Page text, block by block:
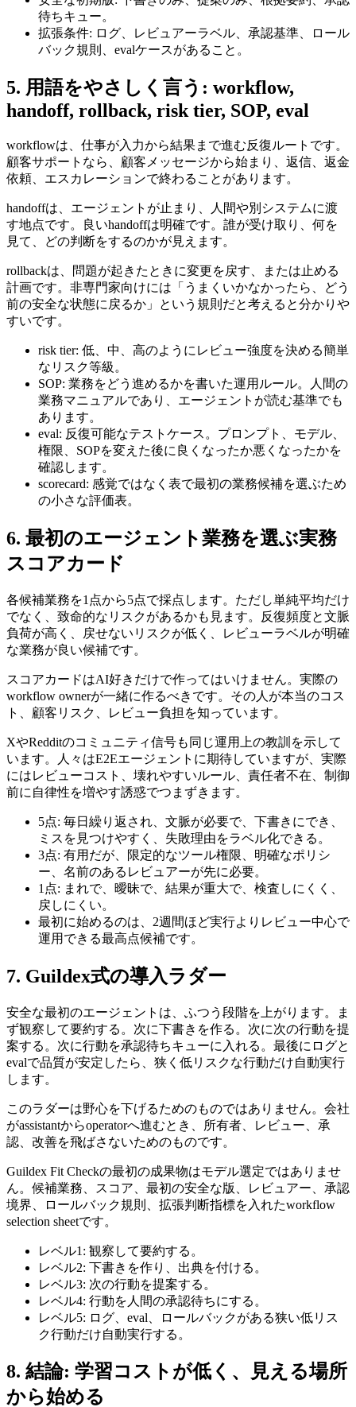
待ちキュー。
拡張条件: ログ、レビュアーラベル、承認基準、ロール
バック規則、evalケースがあること。
5. 用語をやさしく言う: workflow,
handoff, rollback, risk tier, SOP, eval
workflowは、仕事が入力から結果まで進む反復ルートです。
顧客サポートなら、顧客メッセージから始まり、返信、返金
依頼、エスカレーションで終わることがあります。
handoffは、エージェントが止まり、人間や別システムに渡
す地点です。良いhandoffは明確です。誰が受け取り、何を
見て、どの判断をするのかが見えます。
rollbackは、問題が起きたときに変更を戻す、または止める
計画です。非専門家向けには「うまくいかなかったら、どう
前の安全な状態に戻るか」という規則だと考えると分かりや
すいです。
risk tier: 低、中、高のようにレビュー強度を決める簡単
なリスク等級。
SOP: 業務をどう進めるかを書いた運用ルール。人間の
業務マニュアルであり、エージェントが読む基準でも
あります。
eval: 反復可能なテストケース。プロンプト、モデル、
権限、SOPを変えた後に良くなったか悪くなったかを
確認します。
scorecard: 感覚ではなく表で最初の業務候補を選ぶため
の小さな評価表。
6. 最初のエージェント業務を選ぶ実務
スコアカード
各候補業務を1点から5点で採点します。ただし単純平均だけ
でなく、致命的なリスクがあるかも見ます。反復頻度と文脈
負荷が高く、戻せないリスクが低く、レビューラベルが明確
な業務が良い候補です。
スコアカードはAI好きだけで作ってはいけません。実際の
workflow ownerが一緒に作るべきです。その人が本当のコス
ト、顧客リスク、レビュー負担を知っています。
XやRedditのコミュニティ信号も同じ運用上の教訓を示して
います。人々はE2Eエージェントに期待していますが、実際
にはレビューコスト、壊れやすいルール、責任者不在、制御
前に自律性を増やす誘惑でつまずきます。
5点: 毎日繰り返され、文脈が必要で、下書きにでき、
ミスを見つけやすく、失敗理由をラベル化できる。
3点: 有用だが、限定的なツール権限、明確なポリシ
ー、名前のあるレビュアーが先に必要。
1点: まれで、曖昧で、結果が重大で、検査しにくく、
戻しにくい。
最初に始めるのは、2週間ほど実行よりレビュー中心で
運用できる最高点候補です。
7. Guildex式の導入ラダー
安全な最初のエージェントは、ふつう段階を上がります。ま
ず観察して要約する。次に下書きを作る。次に次の行動を提
案する。次に行動を承認待ちキューに入れる。最後にログと
evalで品質が安定したら、狭く低リスクな行動だけ自動実行
します。
このラダーは野心を下げるためのものではありません。会社
がassistantからoperatorへ進むとき、所有者、レビュー、承
認、改善を飛ばさないためのものです。
Guildex Fit Checkの最初の成果物はモデル選定ではありませ
ん。候補業務、スコア、最初の安全な版、レビュアー、承認
境界、ロールバック規則、拡張判断指標を入れたworkflow
selection sheetです。
レベル1: 観察して要約する。
レベル2: 下書きを作り、出典を付ける。
レベル3: 次の行動を提案する。
レベル4: 行動を人間の承認待ちにする。
レベル5: ログ、eval、ロールバックがある狭い低リス
ク行動だけ自動実行する。
8. 結論: 学習コストが低く、見える場所
から始める